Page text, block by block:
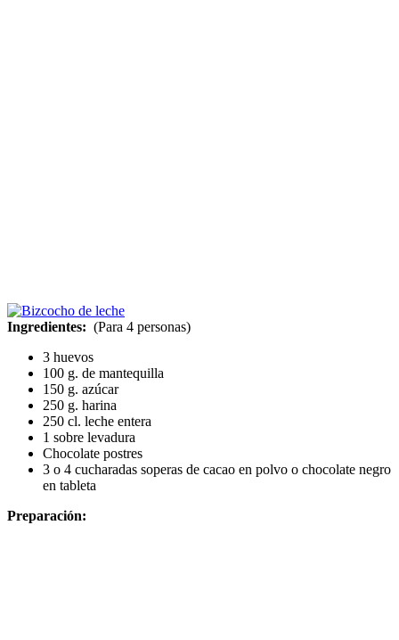
Ingredientes: (Para 4 personas)
3 huevos
100 g. de mantequilla
150 g. azúcar
250 g. harina
250 cl. leche entera
1 sobre levadura
Chocolate postres
3 o 4 cucharadas soperas de cacao en polvo o chocolate negro
en tableta
Preparación: